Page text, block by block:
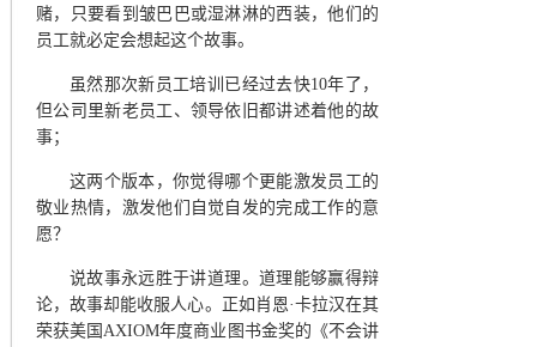
赌，只要看到皱巴巴或湿淋淋的西装，他们的
员工就必定会想起这个故事。
虽然那次新员工培训已经过去快10年了，
但公司里新老员工、领导依旧都讲述着他的故
事；
这两个版本，你觉得哪个更能激发员工的
敬业热情，激发他们自觉自发的完成工作的意
愿？
说故事永远胜于讲道理。道理能够赢得辩
论，故事却能收服人心。正如肖恩·卡拉汉在其
荣获美国AXIOM年度商业图书金奖的《不会讲